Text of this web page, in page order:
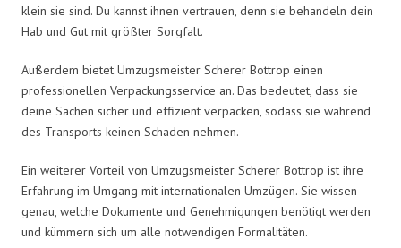
klein sie sind. Du kannst ihnen vertrauen, denn sie behandeln dein
Hab und Gut mit größter Sorgfalt.
Außerdem bietet Umzugsmeister Scherer Bottrop einen
professionellen Verpackungsservice an. Das bedeutet, dass sie
deine Sachen sicher und effizient verpacken, sodass sie während
des Transports keinen Schaden nehmen.
Ein weiterer Vorteil von Umzugsmeister Scherer Bottrop ist ihre
Erfahrung im Umgang mit internationalen Umzügen. Sie wissen
genau, welche Dokumente und Genehmigungen benötigt werden
und kümmern sich um alle notwendigen Formalitäten.